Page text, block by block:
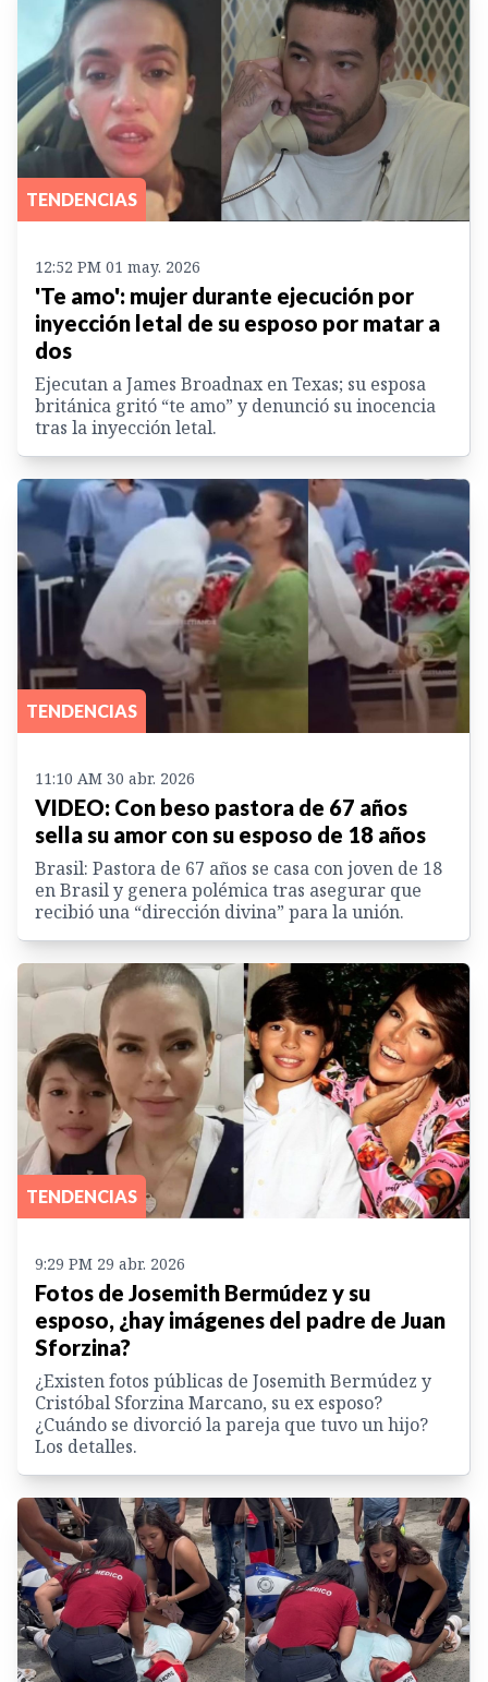
TENDENCIAS
12:52 PM 01 may. 2026
'Te amo': mujer durante ejecución por
inyección letal de su esposo por matar a
dos
Ejecutan a James Broadnax en Texas; su esposa
británica gritó “te amo” y denunció su inocencia
tras la inyección letal.
TENDENCIAS
11:10 AM 30 abr. 2026
VIDEO: Con beso pastora de 67 años
sella su amor con su esposo de 18 años
Brasil: Pastora de 67 años se casa con joven de 18
en Brasil y genera polémica tras asegurar que
recibió una “dirección divina” para la unión.
TENDENCIAS
9:29 PM 29 abr. 2026
Fotos de Josemith Bermúdez y su
esposo, ¿hay imágenes del padre de Juan
Sforzina?
¿Existen fotos públicas de Josemith Bermúdez y
Cristóbal Sforzina Marcano, su ex esposo?
¿Cuándo se divorció la pareja que tuvo un hijo?
Los detalles.